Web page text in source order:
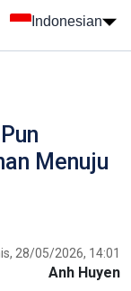
Indonesian
Menuju
28/05/2026, 14:01
Anh Huyen